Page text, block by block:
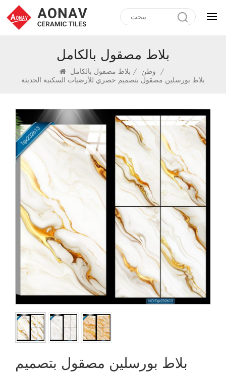
بلاط مصقول بالكامل
وطن / بلاط مصقول بالكامل
/
بلاط بورسلين مصقول بتصميم حصري للأرضيات السكنية الحديثة
بلاط بورسلين مصقول بتصميم